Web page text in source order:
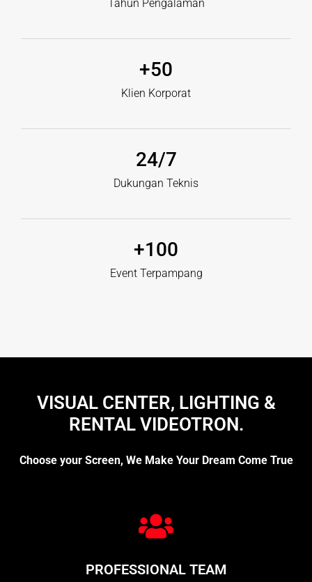
Tahun Pengalaman​
Klien Korporat
+50
Dukungan Teknis
24/7
Event Terpampang
+100
VISUAL CENTER, LIGHTING &
RENTAL VIDEOTRON.
Choose your Screen, We Make Your Dream Come True
PROFESSIONAL TEAM